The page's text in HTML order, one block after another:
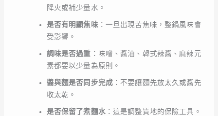
降火或補少量水。
是否有明顯焦味：一旦出現苦焦味，整鍋風味會
受影響。
調味是否過重 ：味噌、醬油、韓式辣醬、麻辣元
素都要以少量為原則。
醬與麵是否同步完成：不要讓麵先放太久或醬先
收太乾。
是否保留了煮麵水：這是調整質地的保險工具。